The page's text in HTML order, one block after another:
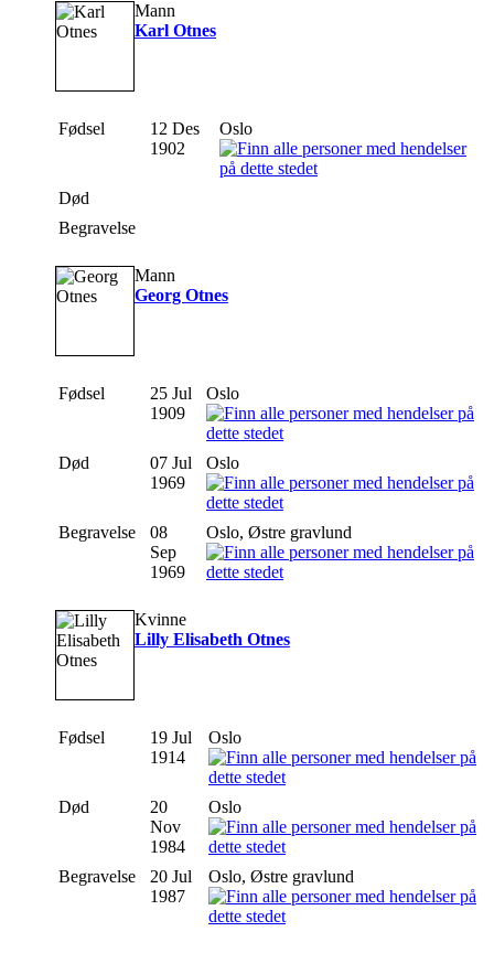
Mann
Karl Otnes
Fødsel
12 Des
1902
Oslo
Død
Begravelse
Mann
Georg Otnes
Fødsel
25 Jul
1909
Oslo
Død
07 Jul
1969
Oslo
Begravelse
08
Sep
1969
Oslo, Østre gravlund
Kvinne
Lilly Elisabeth Otnes
Fødsel
19 Jul
1914
Oslo
Død
20
Nov
1984
Oslo
Begravelse
20 Jul
1987
Oslo, Østre gravlund